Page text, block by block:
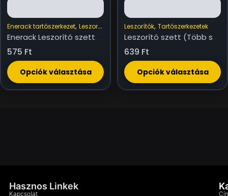
Enerack tartószerkezet, Leszorítók Tartószerkezetek
575 Ft
Opciók választása
Leszorítók, Tartószerkezetek
639 Ft
Opciók választása
Hasznos Linkek
Kapcsolat